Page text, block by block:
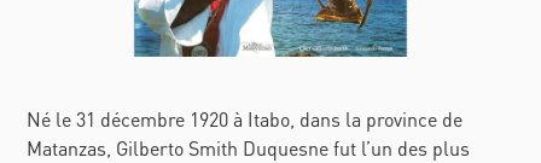
Né le 31 décembre 1920 à Itabo, dans la province de
Matanzas, Gilberto Smith Duquesne fut l’un des plus